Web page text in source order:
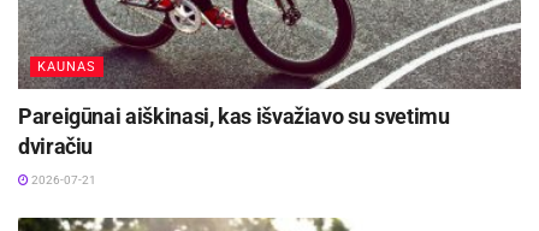
KAUNAS
Pareigūnai aiškinasi, kas išvažiavo su svetimu
dviračiu
2026-07-21